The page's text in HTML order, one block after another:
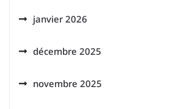
janvier 2026
décembre 2025
novembre 2025